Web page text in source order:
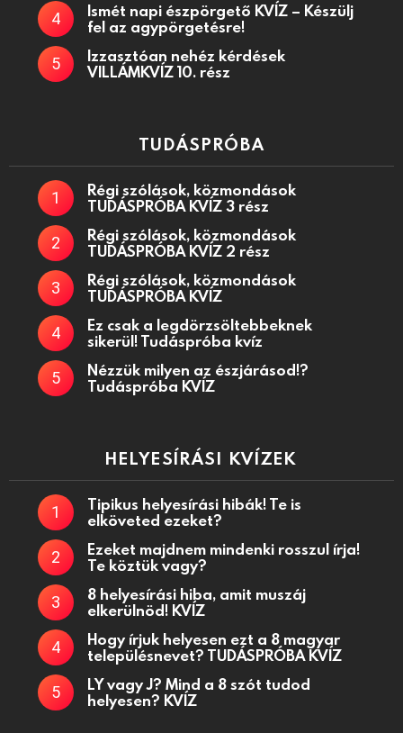
Ismét napi észpörgető KVÍZ – Készülj
fel az agypörgetésre!
Izzasztóan nehéz kérdések
VILLÁMKVÍZ 10. rész
TUDÁSPRÓBA
Régi szólások, közmondások
TUDÁSPRÓBA KVÍZ 3 rész
Régi szólások, közmondások
TUDÁSPRÓBA KVÍZ 2 rész
Régi szólások, közmondások
TUDÁSPRÓBA KVÍZ
Ez csak a legdörzsöltebbeknek
sikerül! Tudáspróba kvíz
Nézzük milyen az észjárásod!?
Tudáspróba KVÍZ
HELYESÍRÁSI KVÍZEK
Tipikus helyesírási hibák! Te is
elköveted ezeket?
Ezeket majdnem mindenki rosszul írja!
Te köztük vagy?
8 helyesírási hiba, amit muszáj
elkerülnöd! KVÍZ
Hogy írjuk helyesen ezt a 8 magyar
településnevet? TUDÁSPRÓBA KVÍZ
LY vagy J? Mind a 8 szót tudod
helyesen? KVÍZ